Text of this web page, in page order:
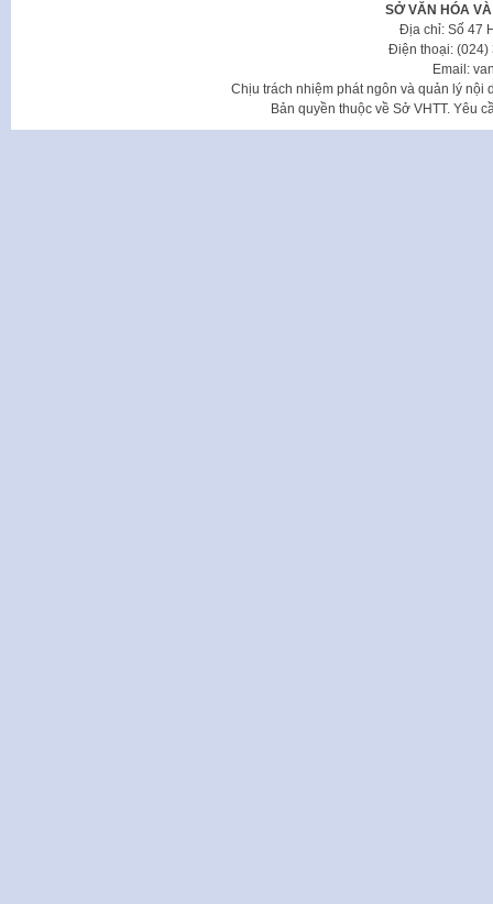
SỞ VĂN HÓA
Địa chỉ: Số 47
Điện thoại: (024)
Email:
Chịu trách nhiệm phát ngôn và quản lý nội
Bản quyền thuộc về Sở VHTT. Yêu